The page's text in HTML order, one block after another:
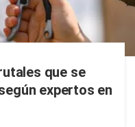
que se
expertos en